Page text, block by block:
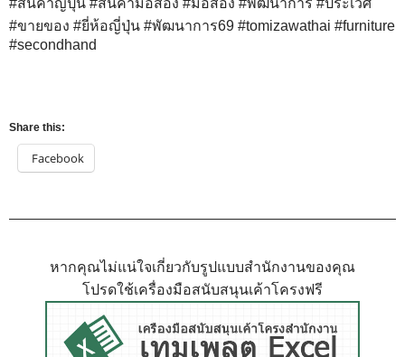
#ขายของ #ยี่ห้อญี่ปุ่น #พัฒนาการ69 #tomizawathai #furniture
#secondhand
Share this:
Facebook
หากคุณไม่แน่ใจเกี่ยวกับรูปแบบสำนักงานของคุณ
โปรดใช้เครื่องมือสนับสนุนเค้าโครงฟรี